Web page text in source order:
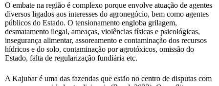
O embate na região é complexo porque envolve atuação de agentes
diversos ligados aos interesses do agronegócio, bem como agentes
públicos do Estado. O tensionamento engloba grilagem,
desmatamento ilegal, ameaças, violências físicas e psicológicas,
insegurança alimentar, assoreamento e contaminação dos recursos
hídricos e do solo, contaminação por agrotóxicos, omissão do
Estado, falta de regularização fundiária etc.
A Kajubar é uma das fazendas que estão no centro de disputas com